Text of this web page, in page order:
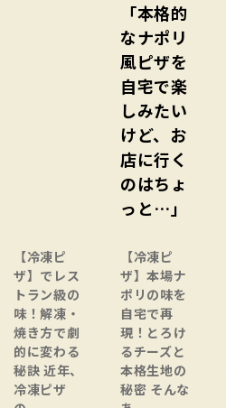
【冷凍ピ
ザ】でレス
トラン級の
味！解凍・
焼き方で劇
的に変わる
秘訣 近年、
冷凍ピザ
「本格的
なナポリ
風ピザを
自宅で楽
しみたい
けど、お
店に行く
のはちょ
っと…」
【冷凍ピ
ザ】本場ナ
ポリの味を
自宅で再
現！とろけ
るチーズと
本格生地の
秘密 そんな